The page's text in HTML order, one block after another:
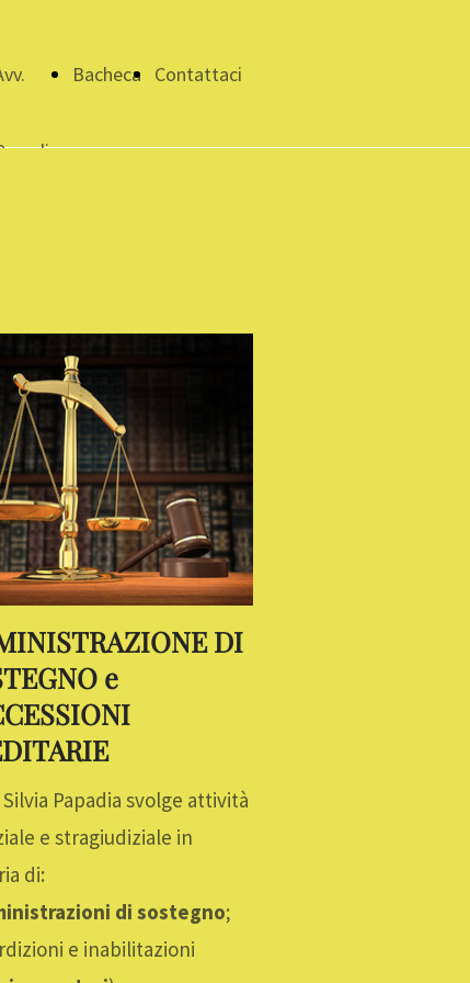
Bacheca Contattaci
DI
e
Silvia Papadia svolge attività
e stragiudiziale in
di:
di sostegno;
e inabilitazioni